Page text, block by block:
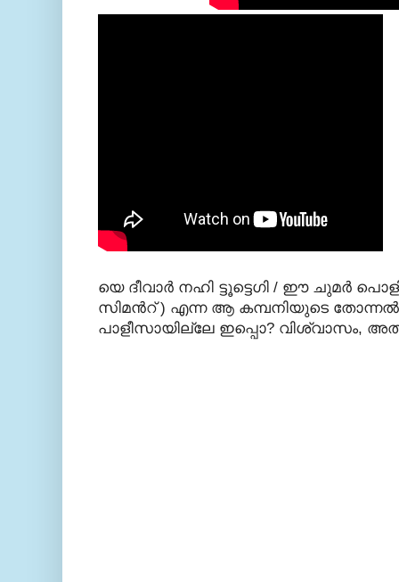
യെ ദീവാര്‍ നഹി ട്ടൂട്ടെഗി / ഈ ചുമര്‍
സിമന്‍റ്) എന്ന ആ കമ്പനിയുടെ
പാളീസായില്ലേ ഇപ്പൊ? വിശ്വാസം,